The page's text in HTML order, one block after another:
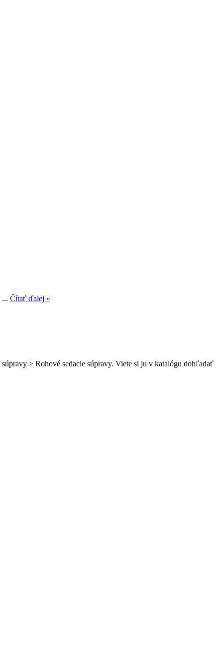
... Čítať ďalej »
> Rohové sedacie súpravy. Viete si ju v katalógu dohľadať